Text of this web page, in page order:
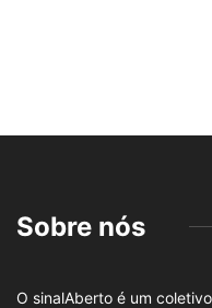
Sobre nós
O sinalAberto é um